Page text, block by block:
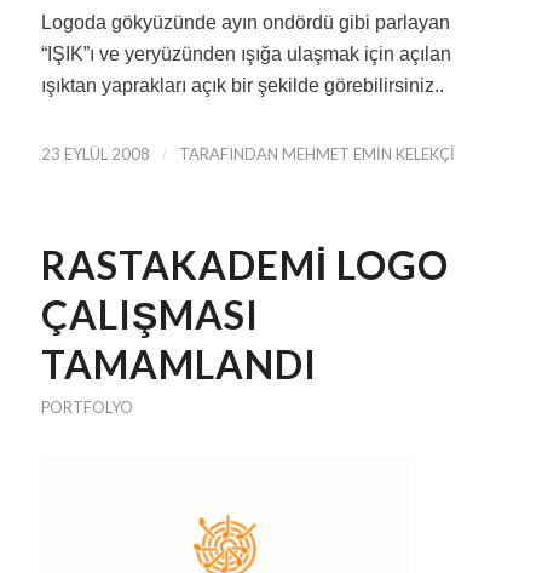
Logoda gökyüzünde ayın ondördü gibi parlayan
“IŞIK”ı ve yeryüzünden ışığa ulaşmak için açılan
ışıktan yaprakları açık bir şekilde görebilirsiniz..
23 EYLÜL 2008 / TARAFINDAN MEHMET EMIN KELEKÇI
RASTAKADEMI LOGO
ÇALIŞMASI
TAMAMLANDI
PORTFOLYO